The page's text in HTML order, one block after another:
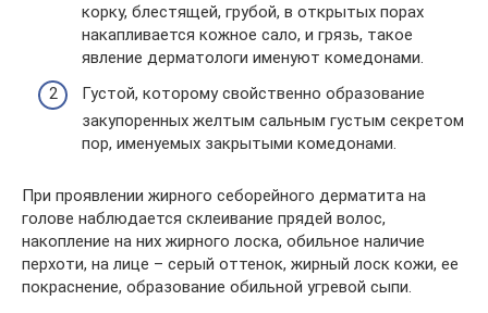
корку, блестящей, грубой, в открытых порах
накапливается кожное сало, и грязь, такое
явление дерматологи именуют комедонами.
Густой, которому свойственно образование
закупоренных желтым сальным густым секретом
пор, именуемых закрытыми комедонами.
При проявлении жирного себорейного дерматита на
голове наблюдается склеивание прядей волос,
накопление на них жирного лоска, обильное наличие
перхоти, на лице – серый оттенок, жирный лоск кожи, ее
покраснение, образование обильной угревой сыпи.